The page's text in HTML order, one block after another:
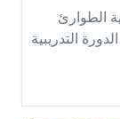
الطوارئ
التدريبية